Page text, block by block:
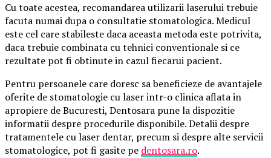
Cu toate acestea, recomandarea utilizarii laserului trebuie
facuta numai dupa o consultatie stomatologica. Medicul
este cel care stabileste daca aceasta metoda este potrivita,
daca trebuie combinata cu tehnici conventionale si ce
rezultate pot fi obtinute in cazul fiecarui pacient.
Pentru persoanele care doresc sa beneficieze de avantajele
oferite de stomatologie cu laser intr-o clinica aflata in
apropiere de Bucuresti, Dentosara pune la dispozitie
informatii despre procedurile disponibile. Detalii despre
tratamentele cu laser dentar, precum si despre alte servicii
stomatologice, pot fi gasite pe dentosara.ro.